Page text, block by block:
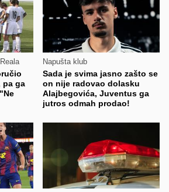
pa ga
Napušta klub
Sada je svima jasno zašto se
on nije radovao dolasku
Alajbegovića, Juventus ga
jutros odmah prodao!